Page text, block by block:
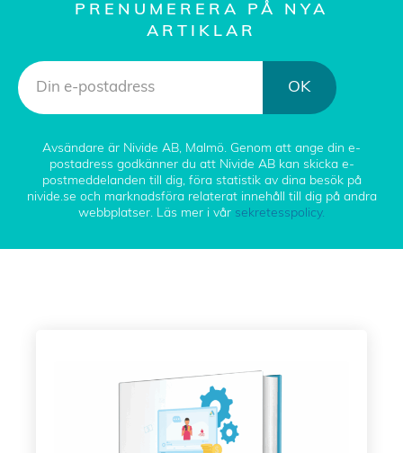
PRENUMERERA PÅ NYA
ARTIKLAR
OK
Avsändare är Nivide AB, Malmö. Genom att ange din e-
postadress godkänner du att Nivide AB kan skicka e-
postmeddelanden till dig, föra statistik av dina besök på
nivide.se och marknadsföra relaterat innehåll till dig på andra
webbplatser. Läs mer i vår sekretesspolicy.